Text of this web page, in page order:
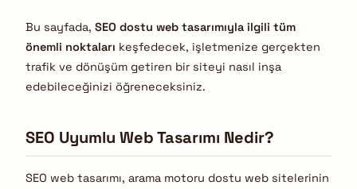
Bu sayfada, SEO dostu web tasarımıyla ilgili tüm
önemli noktaları keşfedecek, işletmenize gerçekten
trafik ve dönüşüm getiren bir siteyi nasıl inşa
edebileceğinizi öğreneceksiniz.
SEO Uyumlu Web Tasarımı Nedir?
SEO web tasarımı, arama motoru dostu web sitelerinin